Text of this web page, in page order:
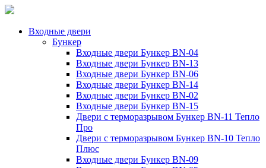
Входные двери
Бункер
Входные двери Бункер BN-04
Входные двери Бункер BN-13
Входные двери Бункер BN-06
Входные двери Бункер BN-14
Входные двери Бункер BN-02
Входные двери Бункер BN-15
Двери с терморазрывом Бункер BN-11 Тепло
Про
Двери с терморазрывом Бункер BN-10 Тепло
Плюс
Входные двери Бункер BN-09